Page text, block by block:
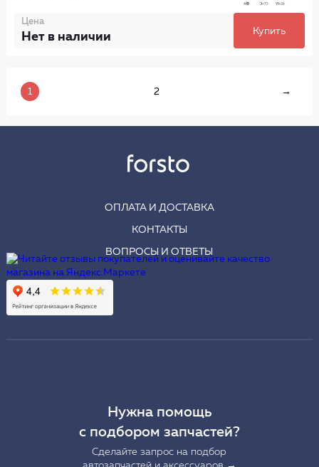
Цена
Нет в наличии Купить
1 2 →
ОПЛАТА И ДОСТАВКА
КОНТАКТЫ
ВОПРОСЫ И ОТВЕТЫ
Нужна помощь
с подбором запчастей?
Сделайте запрос на подбор